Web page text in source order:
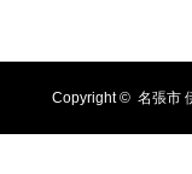
Copyright © 名張市